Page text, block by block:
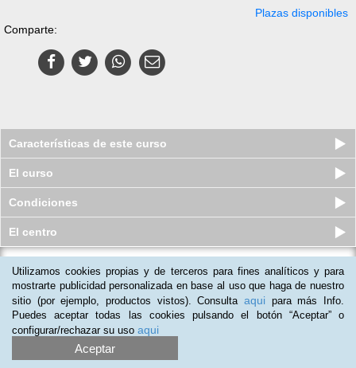
Plazas disponibles
Comparte:
Características de este curso
El curso
Condiciones
El centro
Curso a distancia (Online) de
Documentación Técnica para el
Mo...
Plazas disponibles
37.500
Utilizamos cookies propias y de terceros para fines analíticos y para
mostrarte publicidad personalizada en base al uso que haga de nuestro
sitio (por ejemplo, productos vistos). Consulta aqui para más Info.
Puedes aceptar todas las cookies pulsando el botón “Aceptar” o
configurar/rechazar su uso aqui
Aceptar